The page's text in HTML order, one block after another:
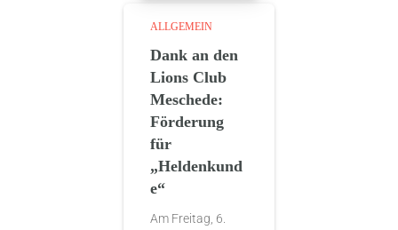
ALLGEMEIN
Dank an den
Lions Club
Meschede:
Förderung
für
„Heldenkund
e“
Am Freitag, 6.